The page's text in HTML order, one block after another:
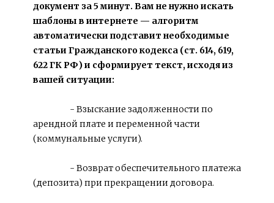
документ за 5 минут. Вам не нужно искать
шаблоны в интернете — алгоритм
автоматически подставит необходимые
статьи Гражданского кодекса (ст. 614, 619,
622 ГК РФ) и сформирует текст, исходя из
вашей ситуации:
арендной плате и переменной части
(коммунальные услуги).
(депозита) при прекращении договора.